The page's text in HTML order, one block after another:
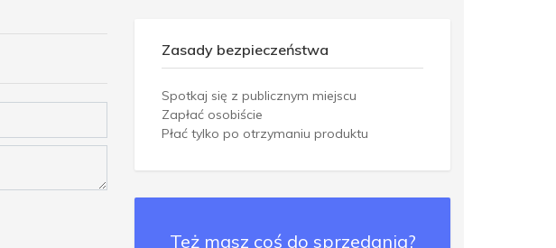
Zasady bezpieczeństwa
Spotkaj się z publicznym miejscu
Zapłać osobiście
Płać tylko po otrzymaniu produktu
Też masz coś do sprzedania?